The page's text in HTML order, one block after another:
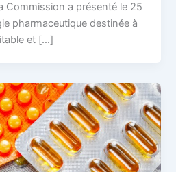
Commission a présenté le 25
pharmaceutique destinée à
et […]